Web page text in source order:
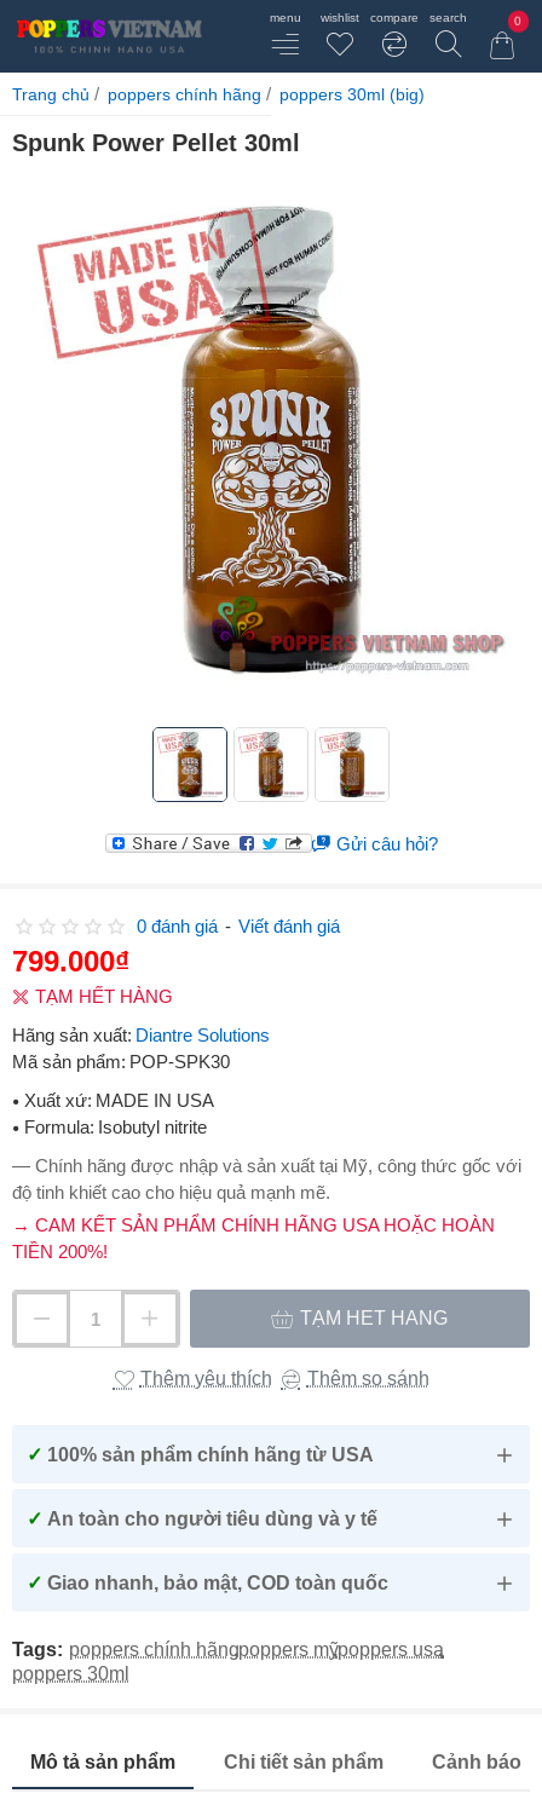
0
Spunk Power Pellet 30ml
Trang chủ home
poppers chính hãng poppers 30ml (big)
Gửi câu hỏi?
TẠM HẾT HÀNG
Hãng sản xuất: Diantre Solutions
Mã sản phẩm: POP-SPK30
Xuất xứ: MADE IN USA
Formula: Isobutyl nitrite
0 đánh giá - Viết đánh giá
799.000₫
TẠM HẾT HÀNG
Thêm yêu thích Thêm so sánh
— Chính hãng được nhập và sản xuất tại Mỹ, công thức gốc với
độ tinh khiết cao cho hiệu quả mạnh mẽ.
→ CAM KẾT SẢN PHẨM CHÍNH HÃNG USA HOẶC HOÀN
TIỀN 200%!
✓ 100% sản phẩm chính hãng từ USA
✓ An toàn cho người tiêu dùng và y tế
✓ Giao nhanh, bảo mật, COD toàn quốc
Tags: poppers chính hãng,poppers mỹ
,poppers usa,
poppers 30ml
Mô tả sản phẩm Chi tiết sản phẩm Cảnh báo